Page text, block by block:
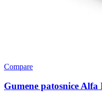
Compare
Gumene patosnice Alfa